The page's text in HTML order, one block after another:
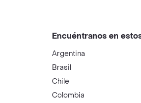
Encuéntranos en
Argentina
Brasil
Chile
Colombia